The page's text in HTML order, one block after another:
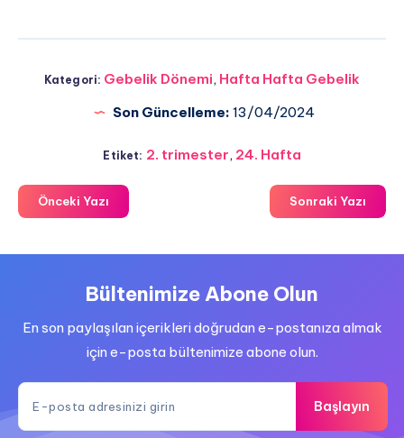
Kategori: Gebelik Dönemi, Hafta Hafta Gebelik
Son Güncelleme: 13/04/2024
Etiket: 2. trimester, 24. Hafta
Önceki Yazı Sonraki Yazı
Bültenimize Abone Olun
En son paylaşılan içerikleri doğrudan e-postanıza almak
için e-posta bültenimize abone olun.
Başlayın